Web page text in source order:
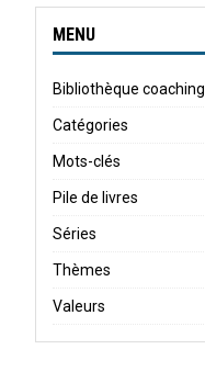
MENU
Bibliothèque coaching
Catégories
Mots-clés
Pile de livres
Séries
Thèmes
Valeurs